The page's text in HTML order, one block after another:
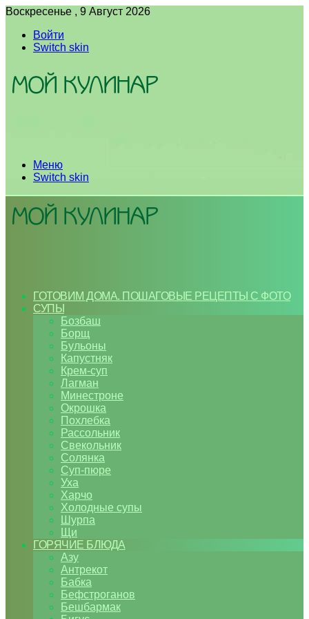
Воскресенье , 9 Август 2026
Войти
Switch skin
Меню
Switch skin
ГОТОВИМ ДОМА. ПОШАГОВЫЕ РЕЦЕПТЫ С ФОТО
СУПЫ
Бозбаш
Борщ
Бульоны
Капустняк
Крем-суп
Лагман
Минестроне
Окрошка
Похлебка
Рассольник
Свекольник
Солянка
Суп-пюре
Уха
Харчо
Холодные супы
Шурпа
Щи
ГОРЯЧИЕ БЛЮДА
Азу
Антрекот
Бабка
Бефстроганов
Бешбармак